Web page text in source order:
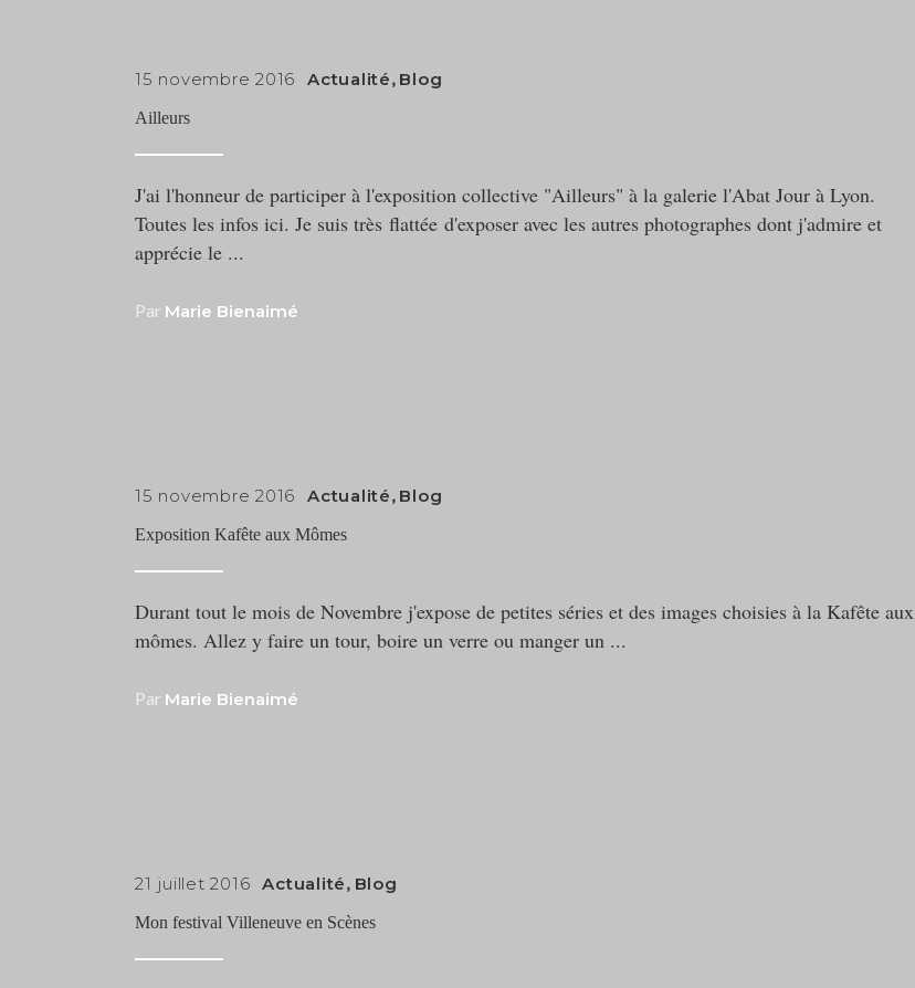
15 novembre 2016 Actualité, Blog
Ailleurs
J'ai l'honneur de participer à l'exposition collective "Ailleurs" à la galerie l'Abat Jour à Lyon.
Toutes les infos ici. Je suis très flattée d'exposer avec les autres photographes dont j'admire et
apprécie le
Par Marie Bienaimé
15 novembre 2016 Actualité, Blog
Exposition Kafête aux Mômes
Durant tout le mois de Novembre j'expose de petites séries et des images choisies à la Kafête aux
mômes. Allez y faire un tour, boire un verre ou manger un
Par Marie Bienaimé
21 juillet 2016 Actualité, Blog
Mon festival Villeneuve en Scènes